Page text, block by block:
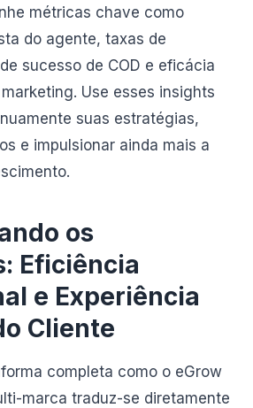
métricas chave como
do agente, taxas de
sucesso de COD e eficácia
Use esses insights
suas estratégias,
e impulsionar ainda mais a
os
Eficiência
e Experiência
Cliente
completa como o eGrow
marca traduz-se diretamente